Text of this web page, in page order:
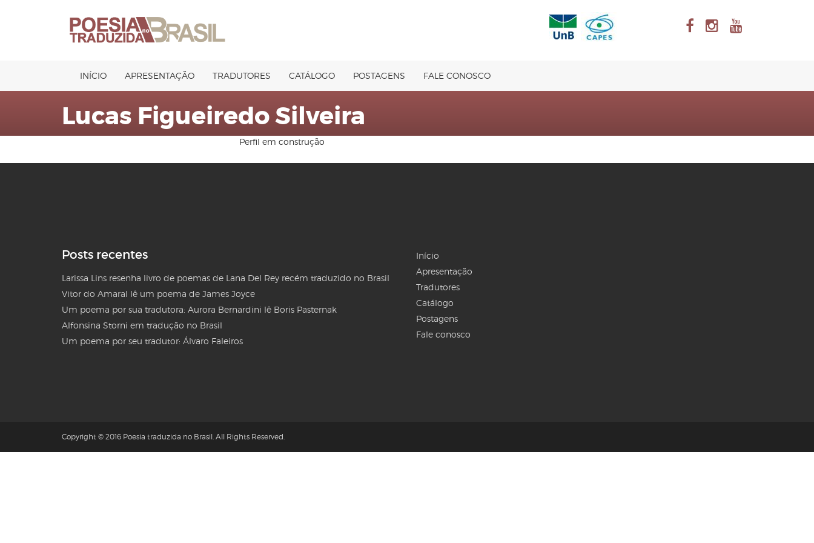
INÍCIO APRESENTAÇÃO TRADUTORES CATÁLOGO POSTAGENS FALE CONOSCO
Lucas Figueiredo Silveira
Perfil em construção
Posts recentes
Larissa Lins resenha livro de poemas de Lana Del Rey recém traduzido no Brasil
Vitor do Amaral lê um poema de James Joyce
Um poema por sua tradutora: Aurora Bernardini lê Boris Pasternak
Alfonsina Storni em tradução no Brasil
Um poema por seu tradutor: Álvaro Faleiros
Início
Apresentação
Tradutores
Catálogo
Postagens
Fale conosco
Copyright © 2016 Poesia traduzida no Brasil. All Rights Reserved.